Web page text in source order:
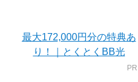
最大172,000円分の特典あ
り！｜とくとくBB光